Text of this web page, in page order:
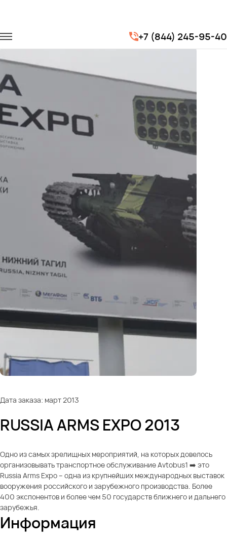
+7 (844) 245-95-40
Транспорт на выставки
RUSSIA ARMS EXPO 2013
Дата заказа: март 2013
RUSSIA ARMS EXPO 2013
Одно из самых зрелищных мероприятий, на которых довелось
организовывать транспортное обслуживание Avtobus1 ➡️ это
Russia Arms Expo – одна из крупнейших международных выставок
вооружения российского и зарубежного производства. Более
400 экспонентов и более чем 50 государств ближнего и дальнего
зарубежья.
Информация